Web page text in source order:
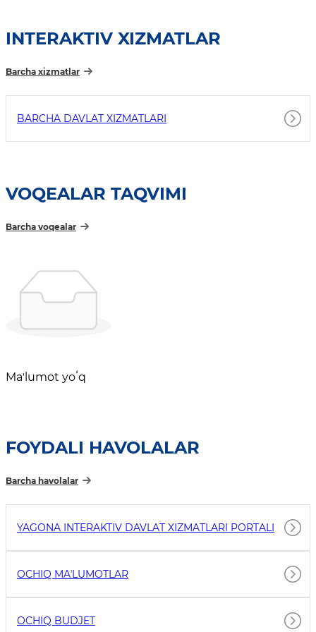
INTERAKTIV XIZMATLAR
Barcha xizmatlar
BARCHA DAVLAT XIZMATLARI
VOQEALAR TAQVIMI
Barcha voqealar
Maʼlumot yoʻq
FOYDALI HAVOLALAR
Barcha havolalar
YAGONA INTERAKTIV DAVLAT XIZMATLARI PORTALI
OCHIQ MAʼLUMOTLAR
OCHIQ BUDJET